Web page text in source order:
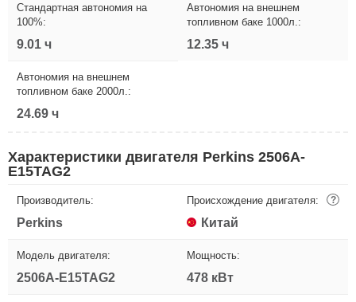
Стандартная автономия на
100%:
9.01 ч
Автономия на внешнем
топливном баке 1000л.:
12.35 ч
Автономия на внешнем
топливном баке 2000л.:
24.69 ч
Характеристики двигателя Perkins 2506A-
E15TAG2
Производитель:
Perkins
Происхождение двигателя: ?
Китай
Модель двигателя:
2506A-E15TAG2
Мощность:
478 кВт